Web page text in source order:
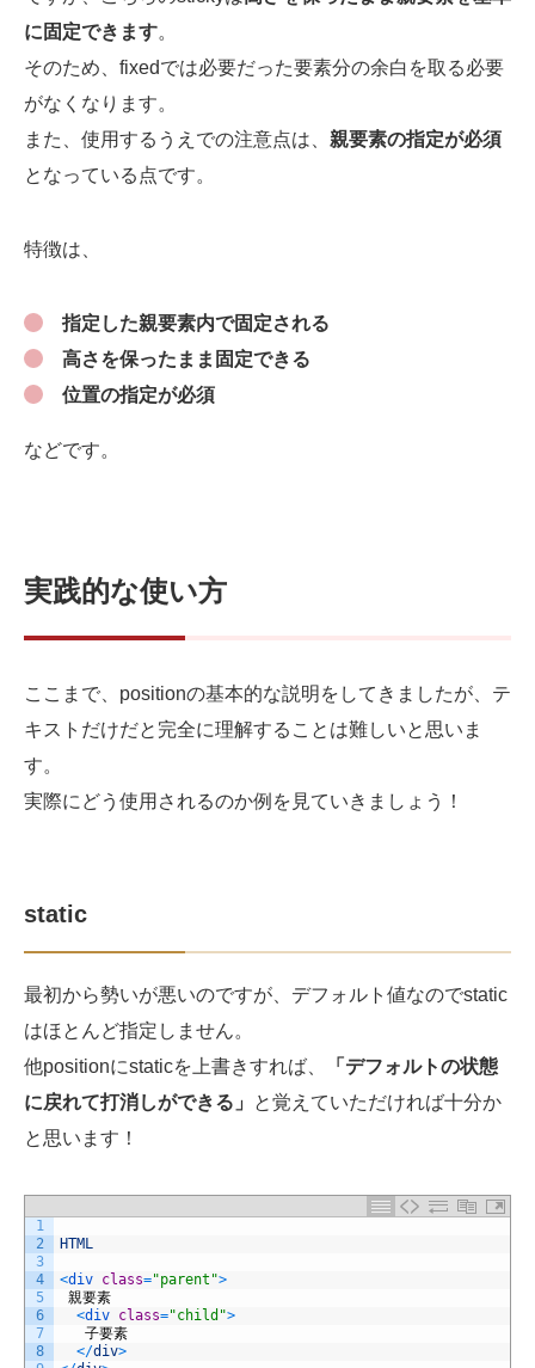
に固定できます。
そのため、fixedでは必要だった要素分の余白を取る必要
がなくなります。
また、使用するうえでの注意点は、 親要素の指定が必須
となっている点です。
特徴は、
指定した親要素内で固定される
高さを保ったまま固定できる
位置の指定が必須
などです。
実践的な使い方
ここまで、positionの基本的な説明をしてきましたが、テ
キストだけだと完全に理解することは難しいと思いま
す。
実際にどう使用されるのか例を見ていきましょう！
static
最初から勢いが悪いのですが、デフォルト値なのでstatic
はほとんど指定しません。
他positionにstaticを上書きすれば、
「デフォルトの状態
に戻れて打消しができる」
と覚えていただければ十分か
と思います！
1
2
3
4
5
6
7
8
HTML
<div class="parent">
親要素
<div class="child">
子要素
</div>